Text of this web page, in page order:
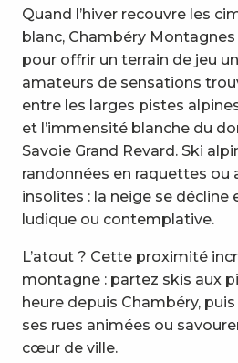
3 Expérience Trail
4 Cyclisme
5 VTT en Bauges
6
Autres activités
nature
7 Visites, culture
8 Vignobles
9 Activités indoor
10
Quand l’hiver recouvre les
blanc, Chambéry
pour offrir un terrain de jeu
amateurs de sensations
entre les larges pistes
et l’immensité blanche du
Savoie Grand Revard. Ski
randonnées en raquettes ou
insolites : la neige se décline
ludique ou contemplative.
L’atout ? Cette proximité
montagne : partez skis aux
heure depuis Chambéry,
ses rues animées ou
cœur de ville.